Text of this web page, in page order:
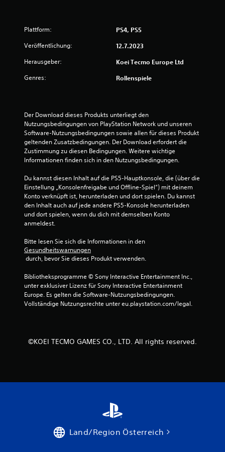
g
.
6
v
o
e
n
n
Plattform: PS4, PS5
Veröffentlichung: 12.7.2023
Herausgeber: Koei Tecmo Europe Ltd
Genres: Rollenspiele
Der Download dieses Produkts unterliegt den
Nutzungsbedingungen von PlayStation Network und unseren
Software-Nutzungsbedingungen sowie allen für dieses Produkt
geltenden Zusatzbedingungen. Der Download erfordert die
Zustimmung zu diesen Bedingungen. Weitere wichtige
Informationen finden sich in den Nutzungsbedingungen.
Du kannst diesen Inhalt auf die PS5-Hauptkonsole, die (über die
Einstellung „Konsolenfreigabe und Offline-Spiel“) mit deinem
Konto verknüpft ist, herunterladen und dort spielen. Du kannst
den Inhalt auch auf jede andere PS5-Konsole herunterladen
und dort spielen, wenn du dich mit demselben Konto
anmeldest.
Bitte lesen Sie sich die Informationen in den
Gesundheitswarnungen
durch, bevor Sie dieses Produkt verwenden.
Bibliotheksprogramme © Sony Interactive Entertainment Inc.,
unter exklusiver Lizenz für Sony Interactive Entertainment
Europe. Es gelten die Software-Nutzungsbedingungen.
Vollständige Nutzungsrechte unter eu.playstation.com/legal.
©KOEI TECMO GAMES CO., LTD. All rights reserved.
Land/Region Österreich